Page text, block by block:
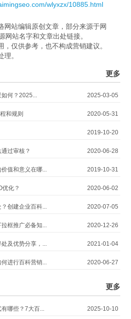
wlyxzx/10885.html
网站编辑原创文章，部分来源于网
网站名字和文章出处链接。
，仅供参考，也不构成营销建议。
理。
更多
何？2025... 2025-03-05
和规则 2020-05-31
2019-10-20
过审核？ 2020-06-28
值和意义在哪... 2019-10-31
化？ 2020-06-02
创建企业百科... 2020-07-05
框推广必备知... 2020-12-26
及优势分享，... 2021-01-04
进行百科营销... 2020-06-27
更多
哪些？7大百... 2025-10-10